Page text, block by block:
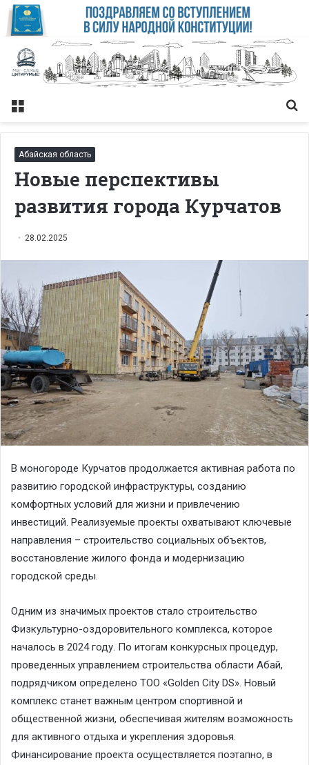
Меню
Абайская область
Новые перспективы
развития города Курчатов
28.02.2025
В моногороде Курчатов продолжается активная работа по
развитию городской инфраструктуры, созданию
комфортных условий для жизни и привлечению
инвестиций. Реализуемые проекты охватывают ключевые
направления – строительство социальных объектов,
восстановление жилого фонда и модернизацию
городской среды.
Одним из значимых проектов стало строительство
Физкультурно-оздоровительного комплекса, которое
началось в 2024 году. По итогам конкурсных процедур,
проведенных управлением строительства области Абай,
подрядчиком определено ТОО «Golden City DS». Новый
комплекс станет важным центром спортивной и
общественной жизни, обеспечивая жителям возможность
для активного отдыха и укрепления здоровья.
Финансирование проекта осуществляется поэтапно, в